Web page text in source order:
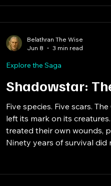
Shadowstar:
Five species. Five scars.
left its mark on its
treated their own wounds,
Ninety years of survival
Explore the Saga
Belathran The Wise
Jun 8
3 min read